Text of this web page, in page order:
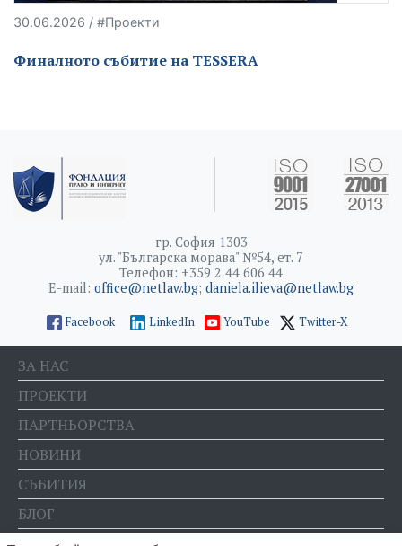
30.06.2026 / #Проекти
Финалното събитие на TESSERA
гр. София 1303
ул. "Българска морава" №54, ет. 7
Телефон: +359 2 44 606 44
E-mail: office@netlaw.bg; daniela.ilieva@netlaw.bg
Facebook LinkedIn YouTube Twitter-X
ЗА НАС
ПРОЕКТИ
ПАРТНЬОРСТВА
НОВИНИ
СЪБИТИЯ
БЛОГ